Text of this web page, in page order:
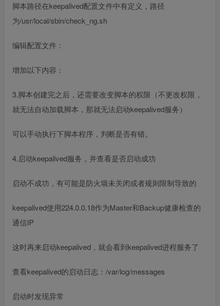
脚本路径在keepalived配置文件中有定义，路径
为/usr/local/sbin/check_ng.sh
编辑配置文件：
增加以下内容：
3.脚本创建完之后，还需要改变脚本的权限（不更改权限，
就无法自动加载脚本，那就无法启动keepalived服务）
可以手动执行下脚本程序，判断是否有错。
4.启动keepalived服务，并查看是否启动成功
启动不成功，有可能是防火墙未关闭或者规则限制导致的
keepalived使用224.0.0.18作为Master和Backup健康检查的
通信IP
这时再来启动keepalived，就会看到keepalived进程服务了
查看keepalived的启动日志：/var/log/messages
启动时发现异常